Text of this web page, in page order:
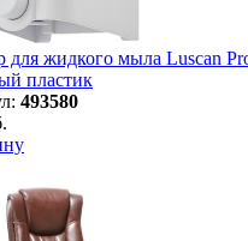
для жидкого мыла Luscan
пластик
493580